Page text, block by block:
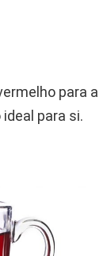
para a
para si.